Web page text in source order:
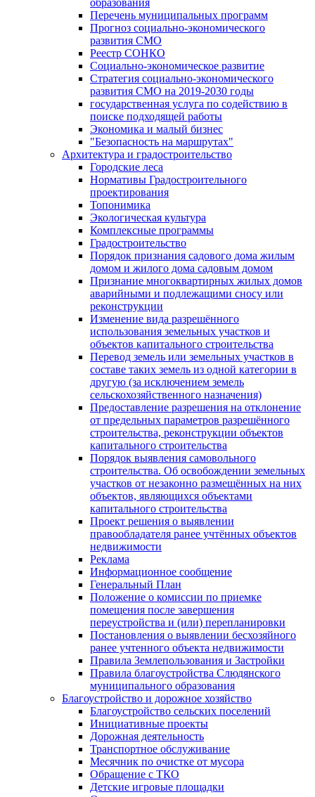
образования
Перечень муниципальных программ
Прогноз социально-экономического
развития СМО
Реестр СОНКО
Социально-экономическое развитие
Стратегия социально-экономического
развития СМО на 2019-2030 годы
государственная услуга по содействию в
поиске подходящей работы
Экономика и малый бизнес
"Безопасность на маршрутах"
Архитектура и градостроительство
Городские леса
Нормативы Градостроительного
проектирования
Топонимика
Экологическая культура
Комплексные программы
Градостроительство
Порядок признания садового дома жилым
домом и жилого дома садовым домом
Признание многоквартирных жилых домов
аварийными и подлежащими сносу или
реконструкции
Изменение вида разрешённого
использования земельных участков и
объектов капитального строительства
Перевод земель или земельных участков в
составе таких земель из одной категории в
другую (за исключением земель
сельскохозяйственного назначения)
Предоставление разрешения на отклонение
от предельных параметров разрешённого
строительства, реконструкции объектов
капитального строительства
Порядок выявления самовольного
строительства. Об освобождении земельных
участков от незаконно размещённых на них
объектов, являющихся объектами
капитального строительства
Проект решения о выявлении
правообладателя ранее учтённых объектов
недвижимости
Реклама
Информационное сообщение
Генеральный План
Положение о комиссии по приемке
помещения после завершения
переустройства и (или) перепланировки
Постановления о выявлении бесхозяйного
ранее учтенного объекта недвижимости
Правила Землепользования и Застройки
Правила благоустройства Слюдянского
муниципального образования
Благоустройство и дорожное хозяйство
Благоустройство сельских поселений
Инициативные проекты
Дорожная деятельность
Транспортное обслуживание
Месячник по очистке от мусора
Обращение с ТКО
Детские игровые площадки